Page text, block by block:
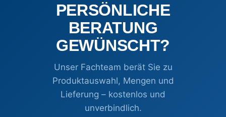
PERSÖNLICHE
BERATUNG
GEWÜNSCHT?
Unser Fachteam berät Sie zu
Produktauswahl, Mengen und
Lieferung – kostenlos und
unverbindlich.